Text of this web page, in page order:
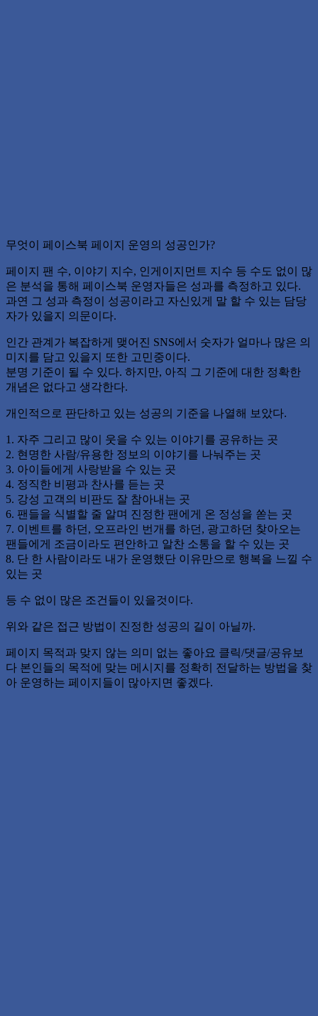
무엇이 페이스북 페이지 운영의 성공인가?
페이지 팬 수, 이야기 지수, 인게이지먼트 지수 등 수도 없이 많
은 분석을 통해 페이스북 운영자들은 성과를 측정하고 있다.
과연 그 성과 측정이 성공이라고 자신있게 말 할 수 있는 담당
자가 있을지 의문이다.
인간 관계가 복잡하게 맺어진 SNS에서 숫자가 얼마나 많은 의
미지를 담고 있을지 또한 고민중이다.
분명 기준이 될 수 있다. 하지만, 아직 그 기준에 대한 정확한
개념은 없다고 생각한다.
개인적으로 판단하고 있는 성공의 기준을 나열해 보았다.
1. 자주 그리고 많이 웃을 수 있는 이야기를 공유하는 곳
2. 현명한 사람/유용한 정보의 이야기를 나눠주는 곳
3. 아이들에게 사랑받을 수 있는 곳
4. 정직한 비평과 찬사를 듣는 곳
5. 강성 고객의 비판도 잘 참아내는 곳
6. 팬들을 식별할 줄 알며 진정한 팬에게 온 정성을 쏟는 곳
7. 이벤트를 하던, 오프라인 번개를 하던, 광고하던 찾아오는
팬들에게 조금이라도 편안하고 알찬 소통을 할 수 있는 곳
8. 단 한 사람이라도 내가 운영했단 이유만으로 행복을 느낄 수
있는 곳
등 수 없이 많은 조건들이 있을것이다.
위와 같은 접근 방법이 진정한 성공의 길이 아닐까.
페이지 목적과 맞지 않는 의미 없는 좋아요 클릭/댓글/공유보
다 본인들의 목적에 맞는 메시지를 정확히 전달하는 방법을 찾
아 운영하는 페이지들이 많아지면 좋겠다.